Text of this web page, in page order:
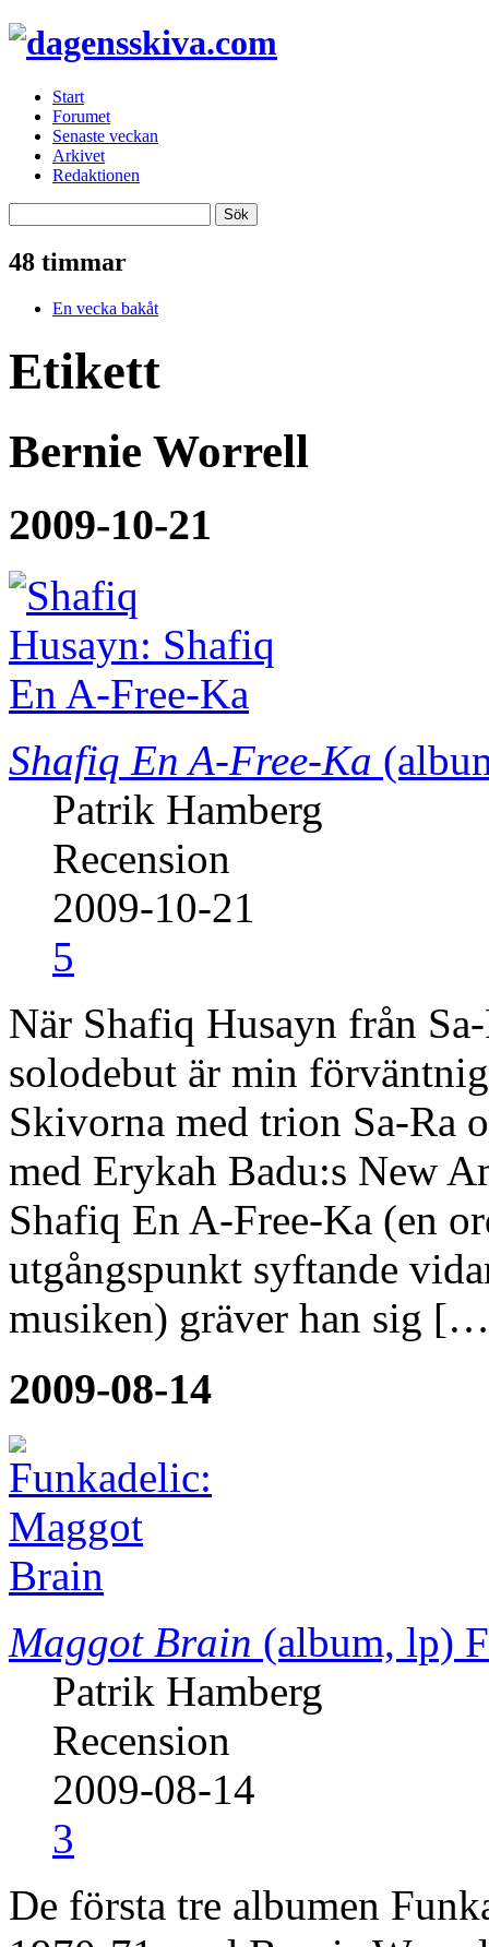
Start
Forumet
Senaste veckan
Arkivet
Redaktionen
48 timmar
En vecka bakåt
Etikett
Bernie Worrell
2009-10-21
Shafiq En A-Free-Ka
Patrik Hamberg
Recension
2009-10-21
5
När Shafiq Husayn från
solodebut är min
Skivorna med trion Sa-Ra
med Erykah Badu:s New
Shafiq En A-Free-Ka (en
utgångspunkt syftande
musiken) gräver han sig
2009-08-14
Maggot Brain (album, lp)
Patrik Hamberg
Recension
2009-08-14
3
De första tre albumen